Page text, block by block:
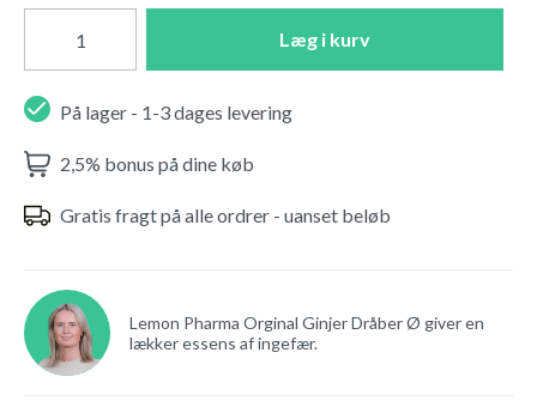
Læg i kurv
På lager - 1-3 dages levering
2,5% bonus på dine køb
Gratis fragt på alle ordrer - uanset beløb
Lemon Pharma Orginal Ginjer Dråber Ø giver en
lækker essens af ingefær.